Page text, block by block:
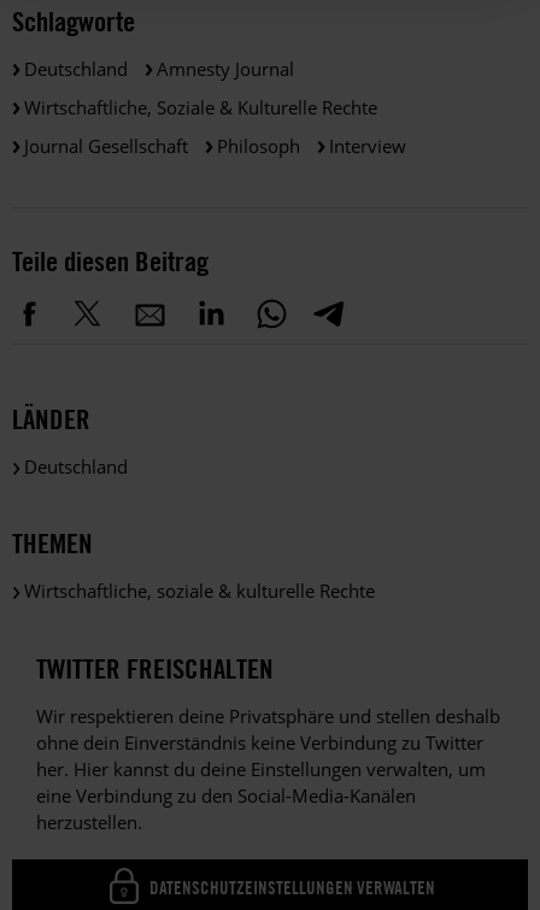
Schlagworte
Deutschland
Amnesty Journal
Wirtschaftliche, Soziale & Kulturelle Rechte
Journal Gesellschaft
Philosoph Interview
Teile diesen Beitrag
LÄNDER
Deutschland
THEMEN
Wirtschaftliche, soziale & kulturelle Rechte
TWITTER FREISCHALTEN
Wir respektieren deine Privatsphäre und stellen deshalb
ohne dein Einverständnis keine Verbindung zu Twitter
her. Hier kannst du deine Einstellungen verwalten, um
eine Verbindung zu den Social-Media-Kanälen
herzustellen.
DATENSCHUTZEINSTELLUNGEN VERWALTEN